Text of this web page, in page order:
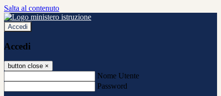
Salta al contenuto
Accedi
Accedi
button close ×
Nome Utente
Password